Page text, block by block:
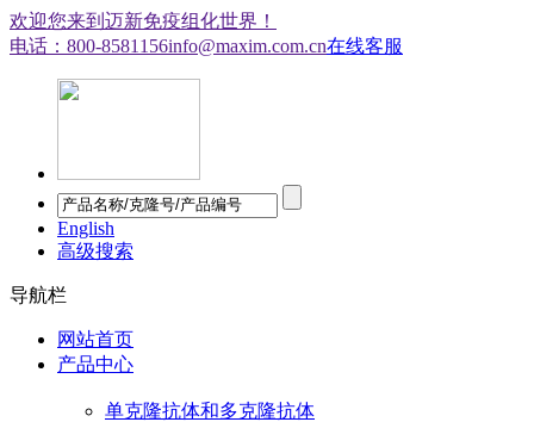
欢迎您来到迈新免疫组化世界！
电话：800-8581156info@maxim.com.cn在线客服
English
高级搜索
导航栏
网站首页
产品中心
单克隆抗体和多克隆抗体